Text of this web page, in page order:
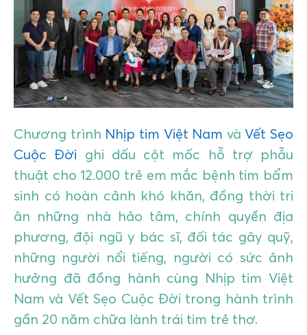
GIÁO DỤC
KỲ NGHỈ & ĐIỂM ĐẾN
QUÀ TẶNG & SỰ KIỆN
Chương trình Nhịp tim Việt Nam vàVết Sẹo
Cuộc Đời ghi dấu cột mốc hỗ trợ phẫu
thuật cho 12.000 trẻ em mắc bệnh tim bẩm
sinh có hoàn cảnh khó khăn, đồng thời tri
ân những nhà hảo tâm, chính quyền địa
phương, đội ngũ y bác sĩ, đối tác gây quỹ,
những người nổi tiếng, người có sức ảnh
hưởng đã đồng hành cùng Nhịp tim Việt
Nam và Vết Sẹo Cuộc Đời trong hành trình
gần 20 năm chữa lành trái tim trẻ thơ.